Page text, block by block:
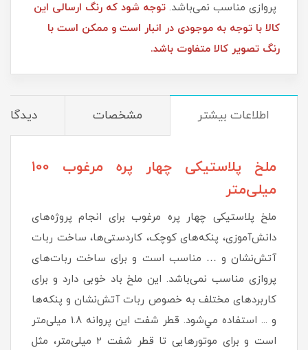
پروازی مناسب نمی‌باشد. توجه شود که رنگ ارسالی این
کالا با توجه به موجودی در انبار است و ممکن است با
رنگ تصویر کالا متفاوت باشد.
اطلاعات بیشتر مشخصات
ملخ پلاستیکی چهار پره مرغوب 100
میلی‌متر
ملخ پلاستیکی چهار پره مرغوب برای انجام پروژه‌های
دانش‌آموزی، پنکه‌های کوچک، کاردستی‌ها، ساخت ربات
آتش‌نشان و … مناسب است و برای ساخت ربات‌های
پروازی مناسب نمی‌باشد. این ملخ باد خوبی دارد و برای
کاربردهای مختلف به خصوص ربات آتش‌نشان و پنكه‌ها
و ... استفاده مي‌شود. قطر شفت این پروانه 1.8 میلی‌متر
است و برای موتورهایی تا قطر شفت 2 میلی‌متر، مثل